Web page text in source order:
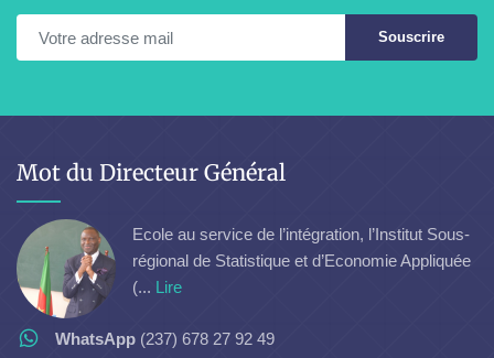
Souscrire
Mot du Directeur Général
Ecole au service de l’intégration, l’Institut Sous-
régional de Statistique et d’Economie Appliquée
(... Lire
WhatsApp (237) 678 27 92 49